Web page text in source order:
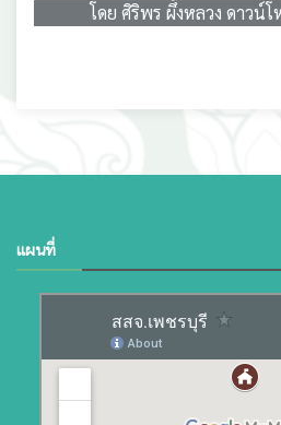
โดย ศิริพร ผึ้งหลวง ดาวน์
แผนที่